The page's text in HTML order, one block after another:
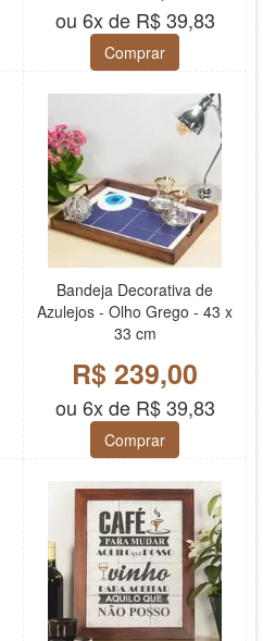
ou 6x de R$ 39,83
Comprar
Bandeja Decorativa de
Azulejos - Olho Grego - 43 x
33 cm
R$ 239,00
ou 6x de R$ 39,83
Comprar